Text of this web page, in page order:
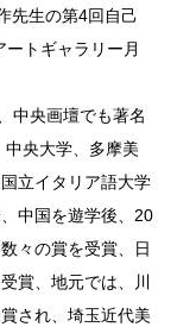
先生の第4回自己
トギャラリー月
中央画壇でも著名
央大学、多摩美
立イタリア語大学
中国を遊学後、20
々の賞を受賞、日
賞、地元では、川
され、埼玉近代美